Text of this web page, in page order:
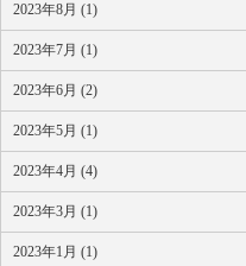
2023年8月 (1)
2023年7月 (1)
2023年6月 (2)
2023年5月 (1)
2023年4月 (4)
2023年3月 (1)
2023年1月 (1)